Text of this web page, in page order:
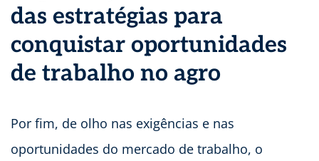
das estratégias para
conquistar oportunidades
de trabalho no agro
Por fim, de olho nas exigências e nas
oportunidades do mercado de trabalho, o